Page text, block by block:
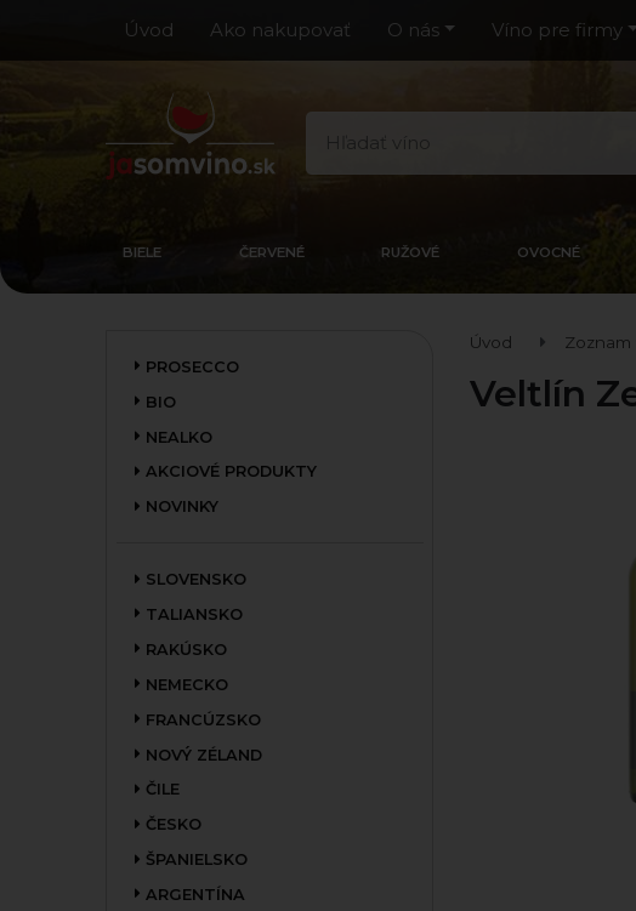
Úvod Ako nakupovať O nás Víno pre firmy
BIELE ČERVENÉ RUŽOVÉ OVOCNÉ
PROSECCO
BIO
NEALKO
AKCIOVÉ PRODUKTY
NOVINKY
SLOVENSKO
TALIANSKO
RAKÚSKO
NEMECKO
FRANCÚZSKO
NOVÝ ZÉLAND
ČILE
ČESKO
ŠPANIELSKO
ARGENTÍNA
Úvod Zoznam
Veltlín